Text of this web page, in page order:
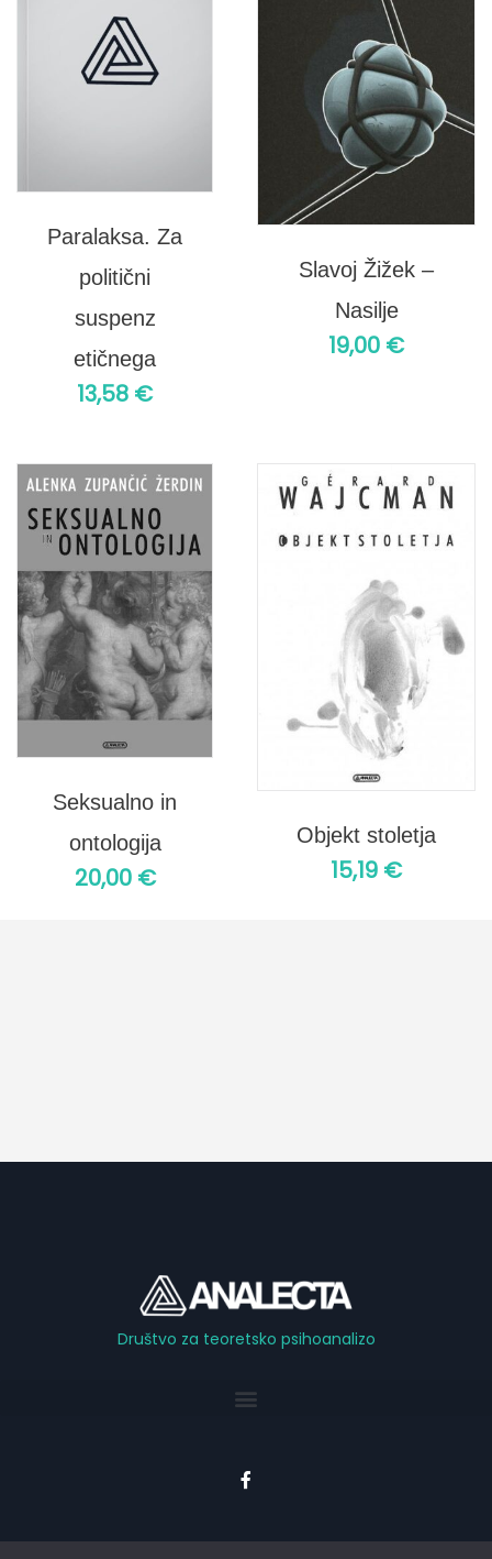
Paralaksa. Za
politični
suspenz
etičnega
13,58 €
Slavoj Žižek –
Nasilje
19,00 €
Seksualno in
ontologija
20,00 €
Objekt stoletja
15,19 €
Društvo za teoretsko psihoanalizo
a
c
o